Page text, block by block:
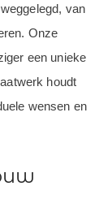
van
Onze
een unieke
houdt
wensen en